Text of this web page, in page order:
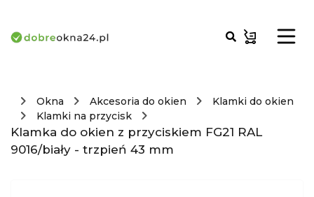
Okna Akcesoria do okien
Klamki do okien
Klamki na przycisk
Klamka do okien z przyciskiem FG21 RAL
9016/biały - trzpień 43 mm